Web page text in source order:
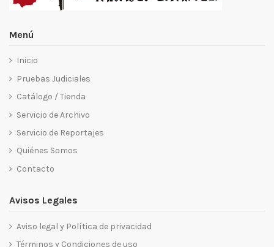
Menú
Inicio
Pruebas Judiciales
Catálogo / Tienda
Servicio de Archivo
Servicio de Reportajes
Quiénes Somos
Contacto
Avisos Legales
Aviso legal y Política de privacidad
Términos y Condiciones de uso